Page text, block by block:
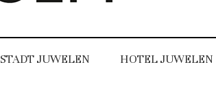
STADT JUWELEN HOTEL JUWELEN